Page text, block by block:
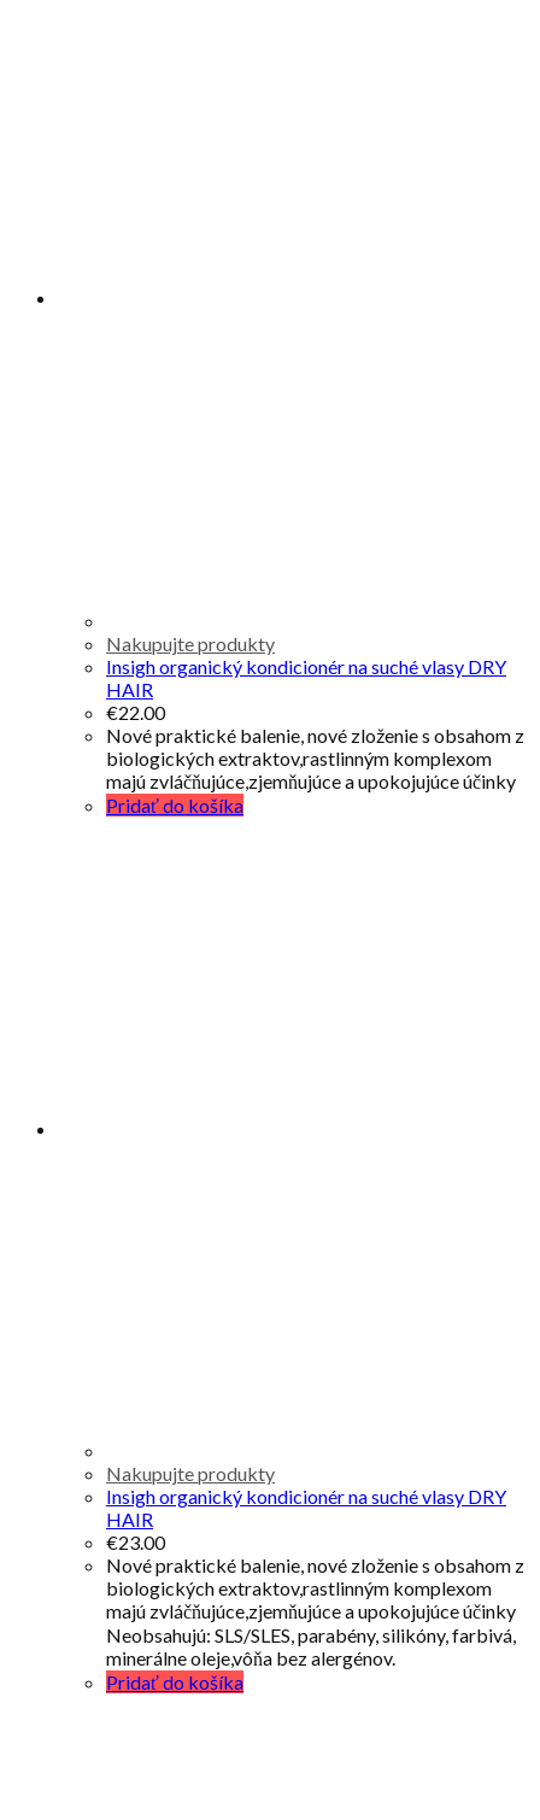
Nakupujte produkty
Insigh organický kondicionér na suché vlasy DRY
HAIR
€22.00
Nové praktické balenie, nové zloženie s obsahom z
biologických extraktov,rastlinným komplexom
majú zvláčňujúce,zjemňujúce a upokojujúce účinky
Pridať do košíka
Nakupujte produkty
Insigh organický kondicionér na suché vlasy DRY
HAIR
€23.00
Nové praktické balenie, nové zloženie s obsahom z
biologických extraktov,rastlinným komplexom
majú zvláčňujúce,zjemňujúce a upokojujúce účinky
Neobsahujú: SLS/SLES, parabény, silikóny, farbivá,
minerálne oleje,vôňa bez alergénov.
Pridať do košíka